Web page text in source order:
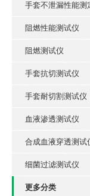
手套不泄漏性能测
阻燃性能测试仪
阻燃测试仪
手套抗切测试仪
手套耐切割测试仪
血液渗透测试仪
合成血液穿透测试
细菌过滤测试仪
更多分类